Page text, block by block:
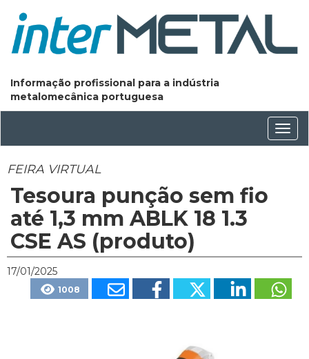
Informação profissional para a indústria
metalomecânica portuguesa
FEIRA VIRTUAL
Tesoura punção sem fio
até 1,3 mm ABLK 18 1.3
CSE AS (produto)
17/01/2025
1008